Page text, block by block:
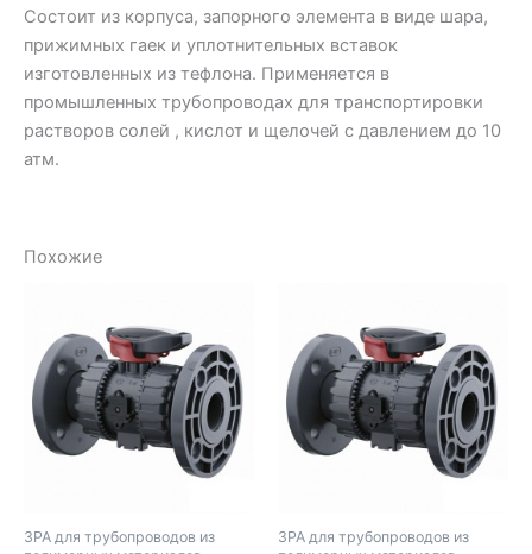
Состоит из корпуса, запорного элемента в виде шара,
прижимных гаек и уплотнительных вставок
изготовленных из тефлона. Применяется в
промышленных трубопроводах для транспортировки
растворов солей , кислот и щелочей с давлением до 10
атм.
Похожие
ЗРА для трубопроводов из
ЗРА для трубопроводов из